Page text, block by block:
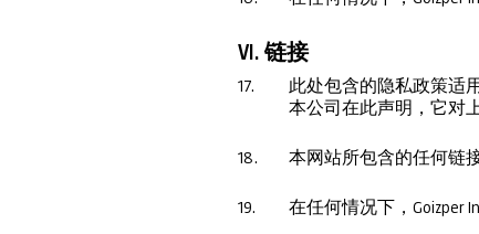
VI. 链接
17.
此处包含的隐私政策适
本公司在此声明，它对
18. 本网站所包含的任何链
19. 在任何情况下，Goizper